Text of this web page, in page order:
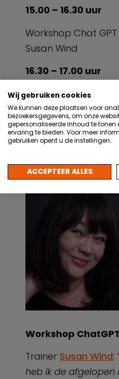
15.00 – 16.30 uur
Workshop Chat
Susan Wind
16.30 – 17.00 uur
Rondleiding
17.00 – 17.30 uur
Netwerkborrel
Workshop
Trainer Susan Wind:
heb ik de
Wij gebruiken cookies
We kunnen deze plaatsen voor
bezoekersgegevens, om onze
gepersonaliseerde inhoud te
ervaring te bieden. Voor meer
gebruiken opent u de instellingen.
ACCEPTEER ALLES